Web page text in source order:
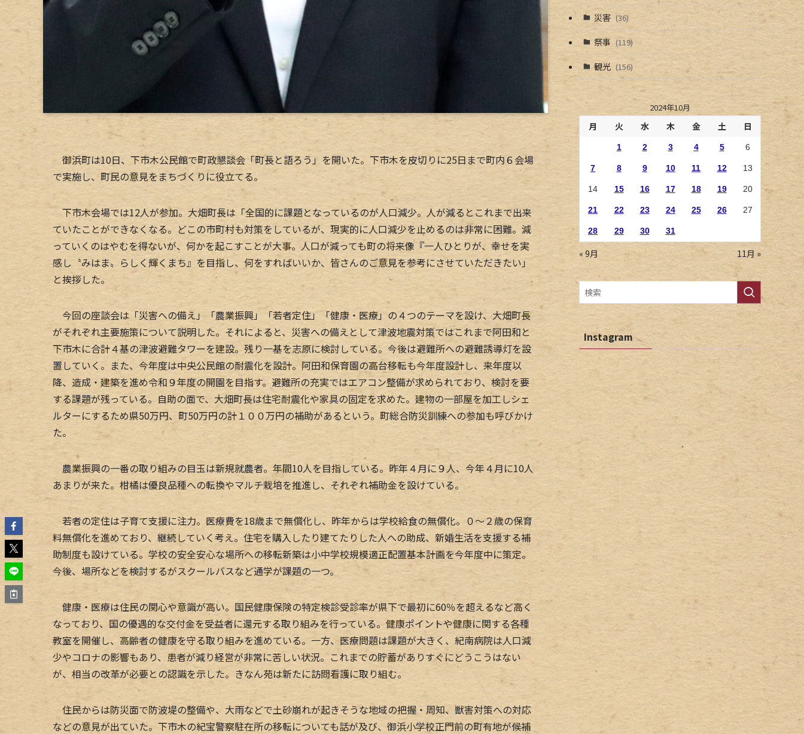
御浜町は10日、下市木公民館で町政懇談会「町長と語ろう」を開いた。下市木を皮切りに25日まで町内６会場
で実施し、町民の意見をまちづくりに役立てる。
下市木会場では12人が参加。大畑町長は「全国的に課題となっているのが人口減少。人が減るとこれまで出来
ていたことができなくなる。どこの市町村も対策をしているが、現実的に人口減少を止めるのは非常に困難。減
っていくのはやむを得ないが、何かを起こすことが大事。人口が減っても町の将来像『一人ひとりが、幸せを実
感し〝みはま〟らしく輝くまち』を目指し、何をすればいいか、皆さんのご意見を参考にさせていただきたい」
と挨拶した。
今回の座談会は「災害への備え」「農業振興」「若者定住」「健康・医療」の４つのテーマを設け、大畑町長
がそれぞれ主要施策について説明した。それによると、災害への備えとして津波地震対策ではこれまで阿田和と
下市木に合計４基の津波避難タワーを建設。残り一基を志原に検討している。今後は避難所への避難誘導灯を設
置していく。また、今年度は中央公民館の耐震化を設計。阿田和保育園の高台移転も今年度設計し、来年度以
降、造成・建築を進め令和９年度の開園を目指す。避難所の充実ではエアコン整備が求められており、検討を要
する課題が残っている。自助の面で、大畑町長は住宅耐震化や家具の固定を求めた。建物の一部屋を加工しシェ
ルターにするため県50万円、町50万円の計１００万円の補助があるという。町総合防災訓練への参加も呼びかけ
た。
農業振興の一番の取り組みの目玉は新規就農者。年間10人を目指している。昨年４月に９人、今年４月に10人
あまりが来た。柑橘は優良品種への転換やマルチ栽培を推進し、それぞれ補助金を設けている。
若者の定住は子育て支援に注力。医療費を18歳まで無償化し、昨年からは学校給食の無償化。０～２歳の保育
料無償化を進めており、継続していく考え。住宅を購入したり建てたりした人への助成、新婚生活を支援する補
助制度も設けている。学校の安全安心な場所への移転新築は小中学校規模適正配置基本計画を今年度中に策定。
今後、場所などを検討するがスクールバスなど通学が課題の一つ。
健康・医療は住民の関心や意識が高い。国民健康保険の特定検診受診率が県下で最初に60％を超えるなど高く
なっており、国の優遇的な交付金を受益者に還元する取り組みを行っている。健康ポイントや健康に関する各種
教室を開催し、高齢者の健康を守る取り組みを進めている。一方、医療問題は課題が大きく、紀南病院は人口減
少やコロナの影響もあり、患者が減り経営が非常に苦しい状況。これまでの貯蓄がありすぐにどうこうはない
が、相当の改革が必要との認識を示した。きなん苑は新たに訪問看護に取り組む。
住民からは防災面で防波堤の整備や、大雨などで土砂崩れが起きそうな地域の把握・周知、獣害対策への対応
などの意見が出ていた。下市木の紀宝警察駐在所の移転についても話が及び、御浜小学校正門前の町有地が候補
災害 (36)
祭事 (119)
観光 (156)
2024年10月
月 火 水 木 金 土 日
1 2 3 4 5 6
7 8 9 10 11 12 13
14 15 16 17 18 19 20
21 22 23 24 25 26 27
28 29 30 31
« 9月 11月 »
Instagram